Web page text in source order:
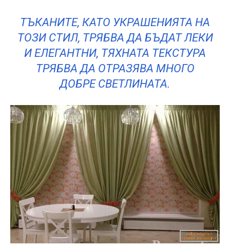
ТЪКАНИТЕ, КАТО УКРАШЕНИЯТА НА
ТОЗИ СТИЛ, ТРЯБВА ДА БЪДАТ ЛЕКИ
И ЕЛЕГАНТНИ, ТЯХНАТА ТЕКСТУРА
ТРЯБВА ДА ОТРАЗЯВА МНОГО
ДОБРЕ СВЕТЛИНАТА.